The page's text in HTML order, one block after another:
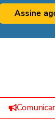
Assine